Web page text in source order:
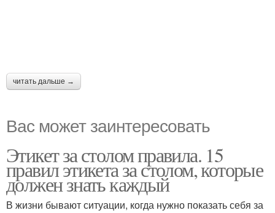
читать дальше →
Вас может заинтересовать
Этикет за столом правила. 15
правил этикета за столом, которые
должен знать каждый
В жизни бывают ситуации, когда нужно показать себя за